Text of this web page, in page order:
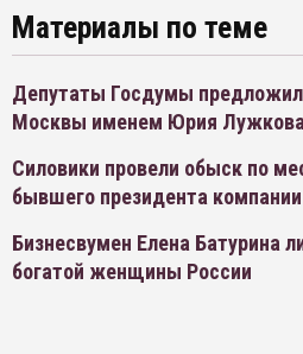
Материалы по теме
Депутаты Госдумы
Москвы именем Юрия Лужкова
Силовики провели обыск по
бывшего президента
Бизнесвумен Елена Батурина
богатой женщины России